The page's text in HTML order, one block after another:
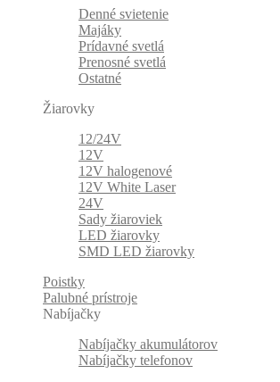
Denné svietenie
Majáky
Prídavné svetlá
Prenosné svetlá
Ostatné
Žiarovky
12/24V
12V
12V halogenové
12V White Laser
24V
Sady žiaroviek
LED žiarovky
SMD LED žiarovky
Poistky
Palubné prístroje
Nabíjačky
Nabíjačky akumulátorov
Nabíjačky telefonov